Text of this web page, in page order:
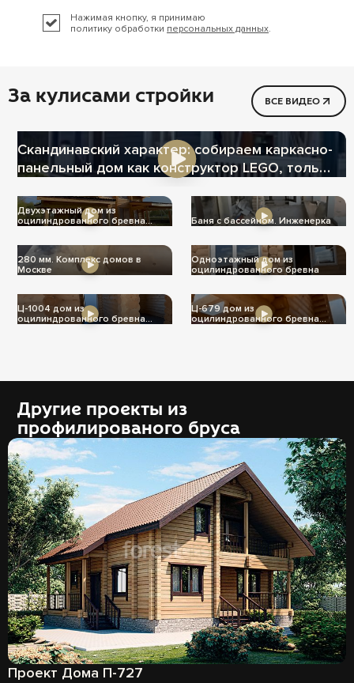
Нажимая кнопку, я принимаю
политику обработки персональных данных.
За кулисами стройки ВСЕ ВИДЕО
Скандинавский характер: собираем каркасно-
панельный дом как конструктор LEGO, только
Двухэтажный дом из
оцилиндрованного бревна
Баня с бассейном. Инженерка
280 мм. Комплекс домов в
Москве
Одноэтажный дом из
оцилиндрованного бревна
Ц-1004 дом из
оцилиндрованного бревна
Ц-679 дом из
оцилиндрованного бревна
Другие проекты из
профилированого бруса
Проект Дома П-727